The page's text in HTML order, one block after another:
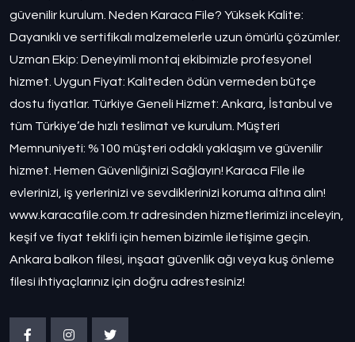
güvenilir kurulum. Neden Karaca File? Yüksek Kalite:
Dayanıklı ve sertifikalı malzemelerle uzun ömürlü çözümler.
Uzman Ekip: Deneyimli montaj ekibimizle profesyonel
hizmet. Uygun Fiyat: Kaliteden ödün vermeden bütçe
dostu fiyatlar. Türkiye Geneli Hizmet: Ankara, İstanbul ve
tüm Türkiye’de hızlı teslimat ve kurulum. Müşteri
Memnuniyeti: %100 müşteri odaklı yaklaşım ve güvenilir
hizmet. Hemen Güvenliğinizi Sağlayın! Karaca File ile
evlerinizi, iş yerlerinizi ve sevdiklerinizi koruma altına alın!
www.karacafile.com.tr adresinden hizmetlerimizi inceleyin,
keşif ve fiyat teklifi için hemen bizimle iletişime geçin.
Ankara balkon filesi, inşaat güvenlik ağı veya kuş önleme
filesi ihtiyaçlarınız için doğru adrestesiniz!